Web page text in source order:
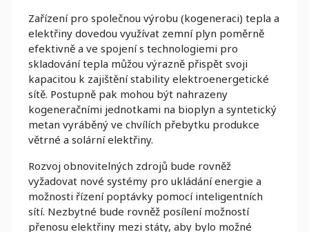
Zařízení pro společnou výrobu (kogeneraci) tepla a
elektřiny dovedou využívat zemní plyn poměrně
efektivně a ve spojení s technologiemi pro
skladování tepla můžou výrazně přispět svoji
kapacitou k zajištění stability elektroenergetické
sítě. Postupně pak mohou být nahrazeny
kogeneračními jednotkami na bioplyn a syntetický
metan vyráběný ve chvílích přebytku produkce
větrné a solární elektřiny.
Rozvoj obnovitelných zdrojů bude rovněž
vyžadovat nové systémy pro ukládání energie a
možnosti řízení poptávky pomocí inteligentních
sítí. Nezbytné bude rovněž posílení možností
přenosu elektřiny mezi státy, aby bylo možné